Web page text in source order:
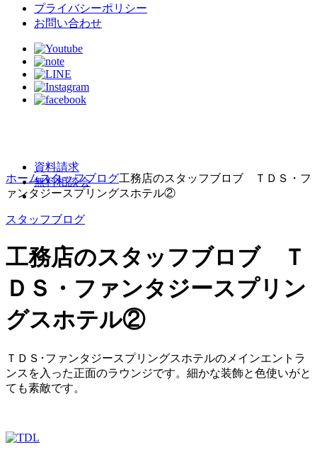
プライバシーポリシー
お問い合わせ
資料請求
無料相談会
ホームスタッフブログ工務店のスタッフブロブ ＴＤＳ・フ
ァンタジースプリングスホテル②
スタッフブログ
工務店のスタッフブロブ Ｔ
ＤＳ・ファンタジースプリン
グスホテル②
ＴＤＳ･ファンタジースプリングスホテルのメインエントラ
ンスを入った正面のラウンジです。細かな装飾と色使いがと
ても素敵です。